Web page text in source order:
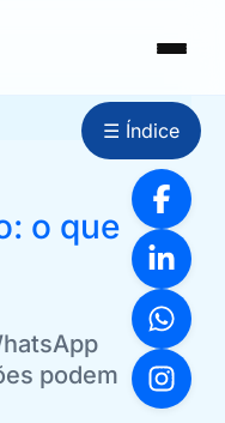
o que
podem
☰ Índice